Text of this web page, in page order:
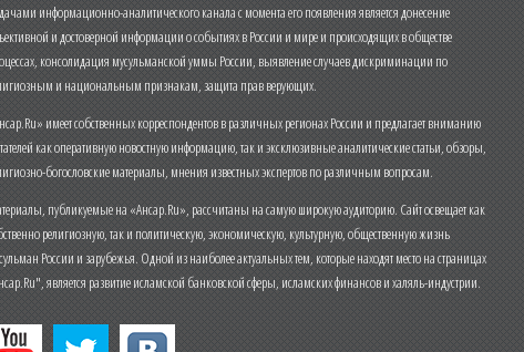
информационно-аналитического канала с момента его появления является донесение
и достоверной информации о событиях в России и мире и происходящих в обществе
консолидация мусульманской уммы России, выявление случаев дискриминации по
и национальным признакам, защита прав верующих.
имеет собственных корреспондентов в различных регионах России и предлагает вниманию
как оперативную новостную информацию, так и эксклюзивные аналитические статьи, обзоры,
богословские материалы, мнения известных экспертов по различным вопросам.
публикуемые на «Ансар.Ru», рассчитаны на самую широкую аудиторию. Сайт освещает как
религиозную, так и политическую, экономическую, культурную, общественную жизнь
России и зарубежья. Одной из наиболее актуальных тем, которые находят место на страницах
является развитие исламской банковской сферы, исламских финансов и халяль-индустрии.